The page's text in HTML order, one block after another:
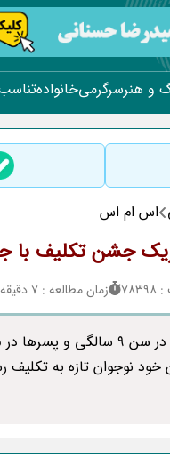
و هنرسرگرمیخانواده
اس ام اس
جشن تکلیف با
زمان مطالعه : 7 دقیقه
خود نوجوان تازه به تکلیف